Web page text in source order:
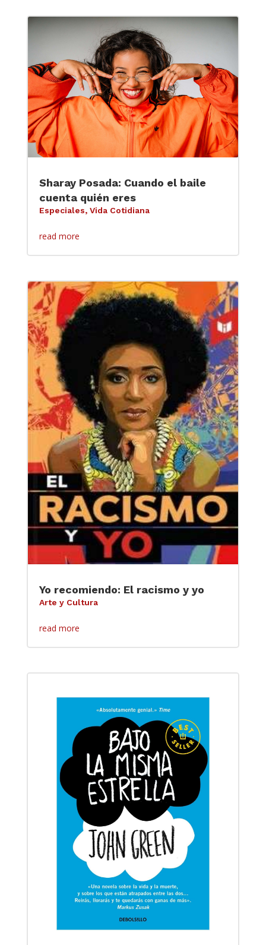
Sharay Posada: Cuando el baile
cuenta quién eres
Especiales, Vida Cotidiana
read more
Yo recomiendo: El racismo y yo
Arte y Cultura
read more